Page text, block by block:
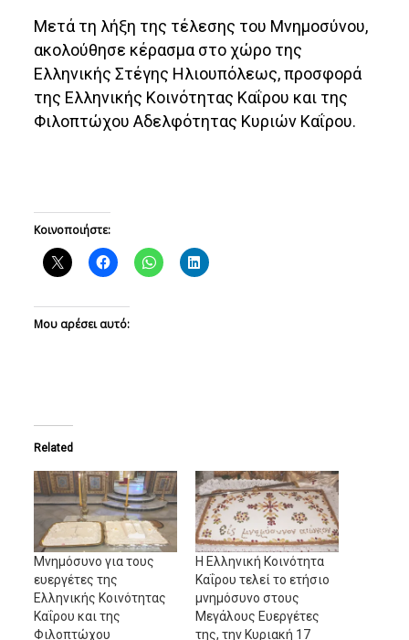
Μετά τη λήξη της τέλεσης του Μνημοσύνου,
ακολούθησε κέρασμα στο χώρο της
Ελληνικής Στέγης Ηλιουπόλεως, προσφορά
της Ελληνικής Κοινότητας Καΐρου και της
Φιλοπτώχου Αδελφότητας Κυριών Καΐρου.
Κοινοποιήστε:
Μου αρέσει αυτό:
Related
Μνημόσυνο για τους
ευεργέτες της
Ελληνικής Κοινότητας
Καΐρου και της
Φιλοπτώχου
Η Ελληνική Κοινότητα
Καΐρου τελεί το ετήσιο
μνημόσυνο στους
Μεγάλους Ευεργέτες
της, την Κυριακή 17